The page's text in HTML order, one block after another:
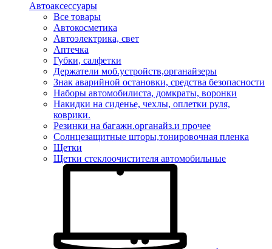
Автоаксессуары
Все товары
Автокосметика
Автоэлектрика, свет
Аптечка
Губки, салфетки
Держатели моб.устройств,органайзеры
Знак аварийной остановки, средства безопасности
Наборы автомобилиста, домкраты, воронки
Накидки на сиденье, чехлы, оплетки руля,
коврики.
Резинки на багажн.органайз.и прочее
Солнцезащитные шторы,тонировочная пленка
Щетки
Щетки стеклоочистителя автомобильные